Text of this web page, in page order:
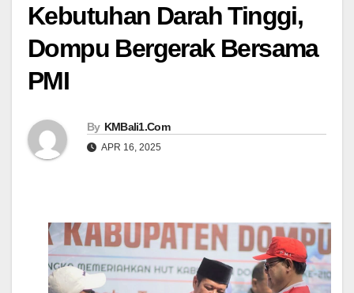
Kebutuhan Darah Tinggi,
Dompu Bergerak Bersama
PMI
By KMBali1.Com
APR 16, 2025